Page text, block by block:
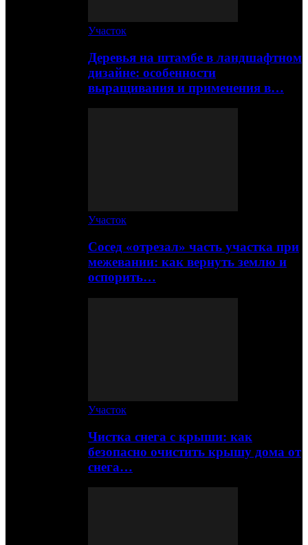
Участок
Деревья на штамбе в ландшафтном
дизайне: особенности
выращивания и применения в…
Участок
Сосед «отрезал» часть участка при
межевании: как вернуть землю и
оспорить…
Участок
Чистка снега с крыши: как
безопасно очистить крышу дома от
снега…